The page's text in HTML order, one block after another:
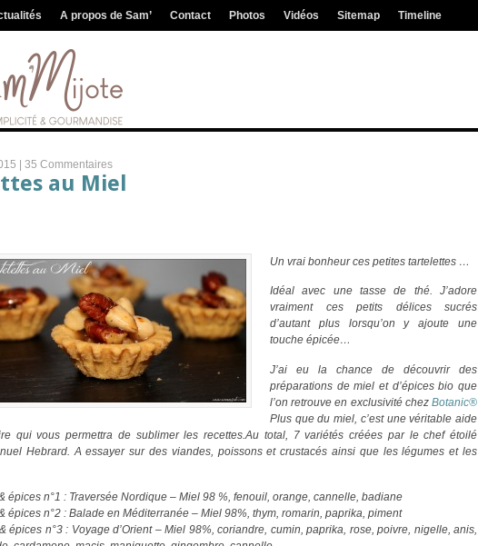
A propos de Sam’ Contact Photos Vidéos Sitemap Timeline
| 35 Commentaires
au Miel
Un vrai bonheur ces petites tartelettes …
Idéal avec une tasse de thé. J’adore
vraiment ces petits délices sucrés
d’autant plus lorsqu’on y ajoute une
touche épicée…
J’ai eu la chance de découvrir des
préparations de miel et d’épices bio que
l’on retrouve en exclusivité chez Botanic®
Plus que du miel, c’est une véritable aide
qui vous permettra de sublimer les recettes.Au total, 7 variétés créées par le chef étoilé
Hebrard. A essayer sur des viandes, poissons et crustacés ainsi que les légumes et les
épices n°1 : Traversée Nordique – Miel 98 %, fenouil, orange, cannelle, badiane
épices n°2 : Balade en Méditerranée – Miel 98%, thym, romarin, paprika, piment
épices n°3 : Voyage d’Orient – Miel 98%, coriandre, cumin, paprika, rose, poivre, nigelle, anis,